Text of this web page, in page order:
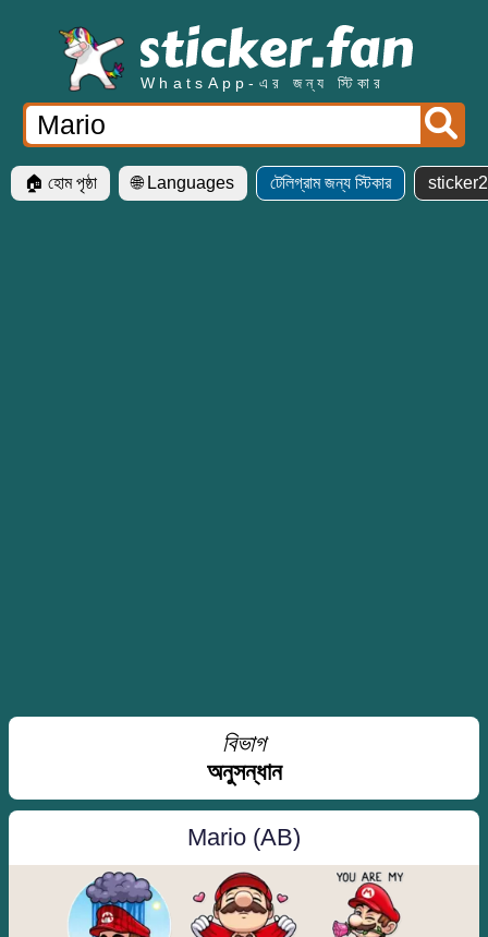
WhatsApp-এর জন্য স্টিকার
🏠 হোম পৃষ্ঠা 🌐 Languages টেলিগ্রাম জন্য স্টিকার
বিভাগ
অনুসন্ধান
Mario (AB)